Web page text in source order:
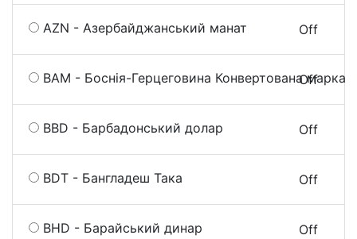
AZN - Азербайджанський манатOn Off
BAM - Боснія-Герцеговина Конвертована марка
On Off
BBD - Барбадонський долар Off
BDT - Бангладеш Така Off
BHD - Барайський динар Off